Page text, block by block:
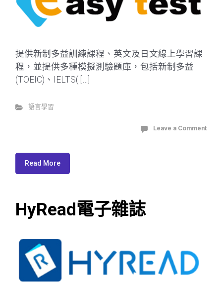
提供新制多益訓練課程、英文及日文線上學習課
程，並提供多種模擬測驗題庫，包括新制多益
(TOEIC)、IELTS( […]
語言學習
Leave a Comment
Read More
HyRead電子雜誌